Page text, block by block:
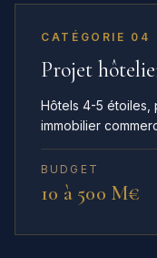
CATÉGORIE 04
Projet
Hôtels 4-5 étoiles,
immobilier
BUDGET
10 à 500 M€